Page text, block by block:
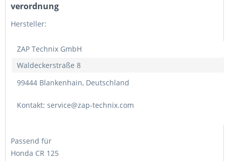
verordnung
Hersteller:
ZAP Technix GmbH
Waldeckerstraße 8
99444 Blankenhain, Deutschland
Kontakt: service@zap-technix.com
Passend für
Honda CR 125